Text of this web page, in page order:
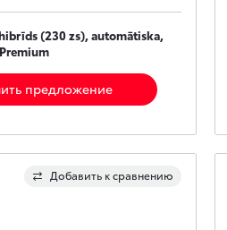
(230 zs), automātiska,
предложение
Добавить к сравнению